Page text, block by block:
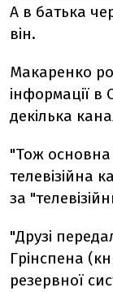
А в батька
він.
Макаренко
інформації в
декілька
"Тож основна
телевізійна
за
"Друзі
Грінспена
резервної